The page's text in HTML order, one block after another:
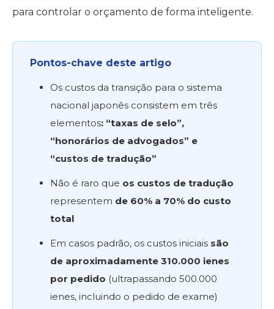
para controlar o orçamento de forma inteligente.
Pontos-chave deste artigo
Os custos da transição para o sistema
nacional japonês consistem em três
elementos: “taxas de selo”,
“honorários de advogados” e
“custos de tradução”
Não é raro que os custos de tradução
representem de 60% a 70% do custo
total
Em casos padrão, os custos iniciais são
de aproximadamente 310.000 ienes
por pedido (ultrapassando 500.000
ienes, incluindo o pedido de exame)